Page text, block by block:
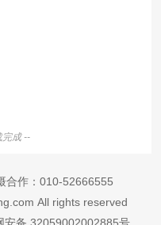
完成 --
合作： 010-52666555
All rights reserved
安备 32059002002885号